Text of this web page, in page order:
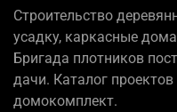
Строительство
усадку, каркасные
Бригада плотников
дачи. Каталог
домокомплект.